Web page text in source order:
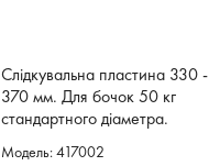
Слідкувальна пластина 330 -
370 мм. Для бочок 50 кг
стандартного діаметра.
Модель: 417002